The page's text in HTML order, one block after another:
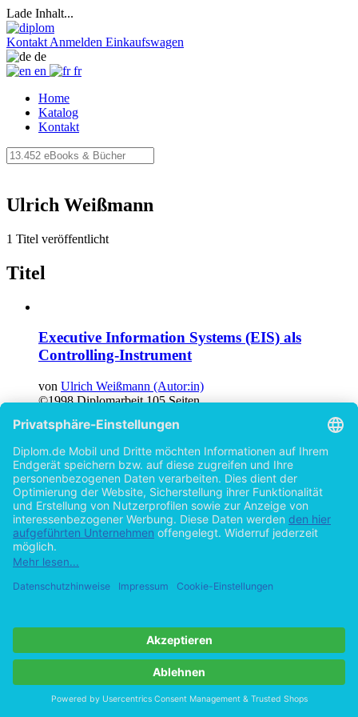
Lade Inhalt...
Kontakt Anmelden Einkaufswagen
de
en
fr
Home
Katalog
Kontakt
Ulrich Weißmann
1 Titel veröffentlicht
Titel
Executive Information Systems (EIS) als
Controlling-Instrument
von Ulrich Weißmann (Autor:in)
©1998 Diplomarbeit 105 Seiten
Hilfe/FAQ
Datenschutz
AGB
Vertrag widerrufen
Zur Desktop-Version
Copyright ©Imprint in der Bedey & Thoms Media GmbH powered
byOpen Publishing
Cookie-Einstellungen